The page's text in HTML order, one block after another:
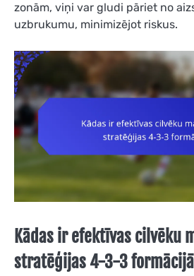
zonām, viņi var gludi pāriet no
uzbrukumu, minimizējot riskus.
Kādas ir efektīvas cilvēku
stratēģijas 4-3-3